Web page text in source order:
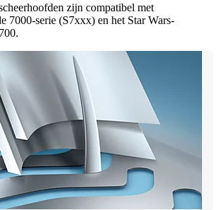
zijn compatibel met
7000-serie (S7xxx) en het Star Wars-